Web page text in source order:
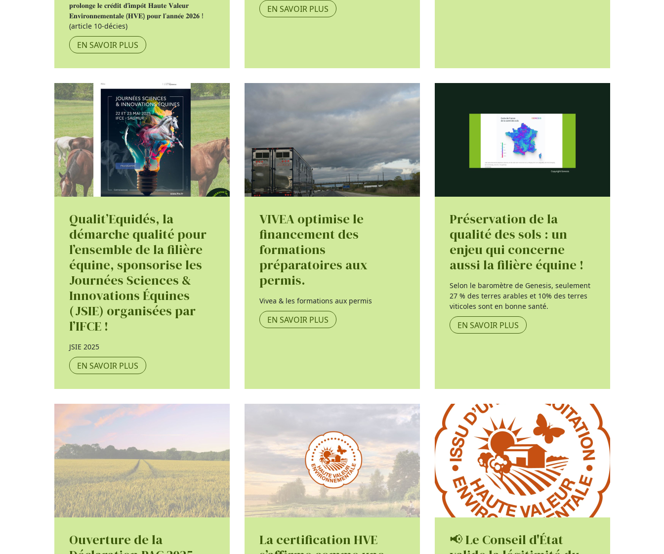
𝐩𝐫𝐨𝐥𝐨𝐧𝐠𝐞 𝐥𝐞 𝐜𝐫𝐞́𝐝𝐢𝐭 𝐝’𝐢𝐦𝐩𝐨̂𝐭 𝐇𝐚𝐮𝐭𝐞 𝐕𝐚𝐥𝐞𝐮𝐫
𝐄𝐧𝐯𝐢𝐫𝐨𝐧𝐧𝐞𝐦𝐞𝐧𝐭𝐚𝐥𝐞 (𝐇𝐕𝐄) 𝐩𝐨𝐮𝐫 𝐥'𝐚𝐧𝐧𝐞́𝐞 𝟐𝟎𝟐𝟔 !
(article 10-décies)
EN SAVOIR PLUS
EN SAVOIR PLUS
Qualit’Equidés, la
démarche qualité pour
l’ensemble de la filière
équine, sponsorise les
Journées Sciences &
Innovations Équines
(JSIE) organisées par
l’IFCE !
JSIE 2025
EN SAVOIR PLUS
VIVEA optimise le
financement des
formations
préparatoires aux
permis.
Vivea & les formations aux permis
EN SAVOIR PLUS
Préservation de la
qualité des sols : un
enjeu qui concerne
aussi la filière équine !
Selon le baromètre de Genesis, seulement
27 % des terres arables et 10% des terres
viticoles sont en bonne santé.
EN SAVOIR PLUS
Ouverture de la
La certification HVE
📢 Le Conseil d'État